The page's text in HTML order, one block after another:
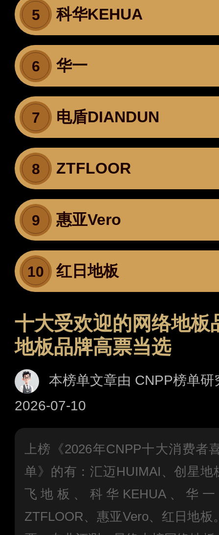
5 科华KEHUA
6 华一
7 电盾DIANDUN
8 ZTFLOOR
9 惠亚Vero
10 红日地板
十大受欢迎的网络地板
地板品牌高票当选
本榜单文章由 CNPP榜单
2026-07-10
上榜《2026年CNPP十大消费者
单》的有：汇迈HUIMAI、创星地
飞地板、科华KEHUA、华一
ZTFLOOR、惠亚Vero、红日地